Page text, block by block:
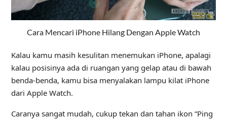
Cara Mencari iPhone Hilang Dengan Apple Watch
Kalau kamu masih kesulitan menemukan iPhone, apalagi
kalau posisinya ada di ruangan yang gelap atau di bawah
benda-benda, kamu bisa menyalakan lampu kilat iPhone
dari Apple Watch.
Caranya sangat mudah, cukup tekan dan tahan ikon “Ping